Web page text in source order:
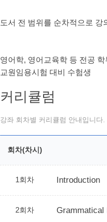
도서 전 범위를 순차적으로 강
영어학, 영어교육학 등 전공
교원임용시험 대비 수험생
커리큘럼
강좌 회차별 커리큘럼 안내입니다
회차(차시)
1회차 Introduction
2회차 Grammatical